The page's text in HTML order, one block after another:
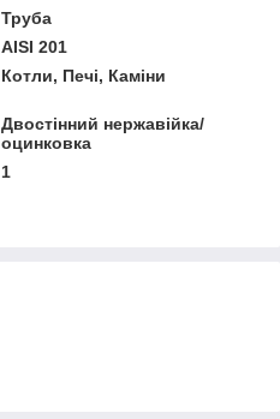
Труба
AISI 201
Котли, Печі, Каміни
Двостінний нержавійка/
оцинковка
1